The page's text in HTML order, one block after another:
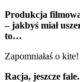
Produkcja
– jakbyś miał
to…
Zapomniałaś o kite!
Racja, jeszcze fale.